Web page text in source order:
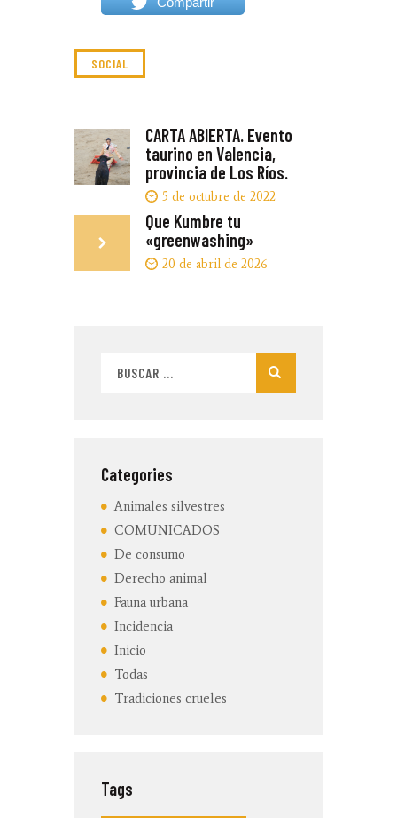
SOCIAL
CARTA ABIERTA. Evento
taurino en Valencia,
provincia de Los Ríos.
5 de octubre de 2022
Que Kumbre tu
«greenwashing»
20 de abril de 2026
Categories
Animales silvestres
COMUNICADOS
De consumo
Derecho animal
Fauna urbana
Incidencia
Inicio
Todas
Tradiciones crueles
Tags